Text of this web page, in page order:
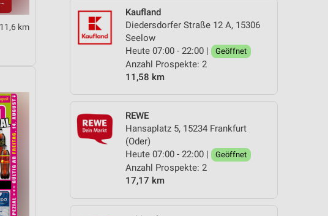
Kaufland
Diedersdorfer Straße 12 A, 15306
Seelow
Heute 07:00 - 22:00 |
Geöffnet
Anzahl Prospekte: 2
11,58 km
REWE
Hansaplatz 5, 15234 Frankfurt
(Oder)
Heute 07:00 - 22:00 |
Geöffnet
Anzahl Prospekte: 2
17,17 km
11,6 km